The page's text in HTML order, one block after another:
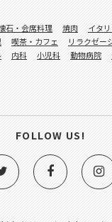
石・会席料理 焼肉
イタ
喫茶・カフェ リラクゼー
内科 小児科 動物病院
FOLLOW US!